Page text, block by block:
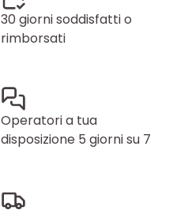
30 giorni soddisfatti o
rimborsati
Operatori a tua
disposizione 5 giorni su 7